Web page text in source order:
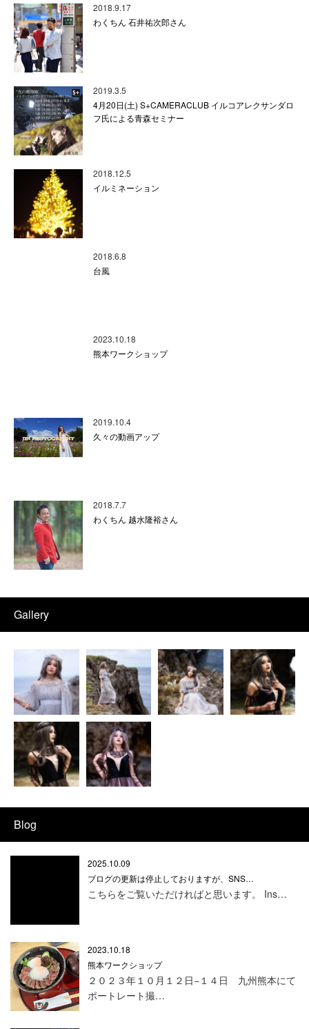
2018.9.17
わくちん 石井祐次郎さん
2019.3.5
4月20日(土) S+CAMERACLUB イルコアレクサンダロ
フ氏による青森セミナー
2018.12.5
イルミネーション
2018.6.8
台風
2023.10.18
熊本ワークショップ
2019.10.4
久々の動画アップ
2018.7.7
わくちん 越水隆裕さん
Gallery
Blog
2025.10.09
ブログの更新は停止しておりますが、SNS…
こちらをご覧いただければと思います。 Ins…
2023.10.18
熊本ワークショップ
２０２３年１０月１２日−１４日 九州熊本にて
ポートレート撮…